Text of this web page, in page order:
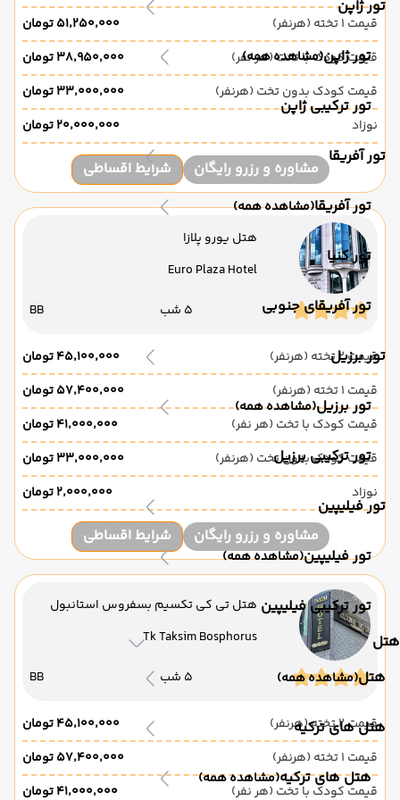
تور ژاپن
تور ژاپن(مشاهده همه)
تور ترکیبی ژاپن
تور آفریقا
تور آفریقا(مشاهده همه)
تور کنیا
تور آفریقای جنوبی
تور برزیل
تور برزیل(مشاهده همه)
تور ترکیبی برزیل
تور فیلیپین
تور فیلیپین(مشاهده همه)
تور ترکیبی فیلیپین
هتل
هتل(مشاهده همه)
هتل های ترکیه
هتل های ترکیه(مشاهده همه)
قیمت 1 تخته (هرنفر)
۵۱٬۲۵۰٬۰۰۰ تومان
قیمت کودک با تخت (هر نفر)
۳۸٬۹۵۰٬۰۰۰ تومان
قیمت کودک بدون تخت (هرنفر)
۳۳٬۰۰۰٬۰۰۰ تومان
نوزاد
۲۰٬۰۰۰٬۰۰۰ تومان
مشاوره و رزرو رایگان شرایط اقساطی
هتل یورو پلازا
Euro Plaza Hotel
5 شب BB
قیمت 2 تخته (هرنفر)
۴۵٬۱۰۰٬۰۰۰ تومان
قیمت 1 تخته (هرنفر)
۵۷٬۴۰۰٬۰۰۰ تومان
قیمت کودک با تخت (هر نفر)
۴۱٬۰۰۰٬۰۰۰ تومان
قیمت کودک بدون تخت (هرنفر)
۳۳٬۰۰۰٬۰۰۰ تومان
نوزاد
۲٬۰۰۰٬۰۰۰ تومان
مشاوره و رزرو رایگان شرایط اقساطی
هتل تی کی تکسیم بسفروس استانبول
Tk Taksim Bosphorus
5 شب BB
قیمت 2 تخته (هرنفر)
۴۵٬۱۰۰٬۰۰۰ تومان
قیمت 1 تخته (هرنفر)
۵۷٬۴۰۰٬۰۰۰ تومان
قیمت کودک با تخت (هر نفر)
۴۱٬۰۰۰٬۰۰۰ تومان